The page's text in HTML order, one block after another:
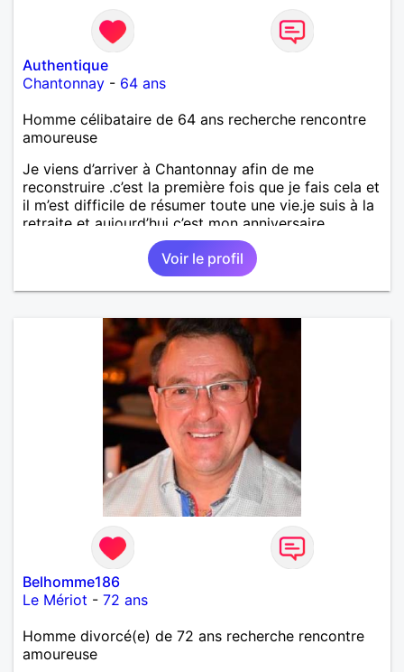
Authentique
Chantonnay - 64 ans
Homme célibataire de 64 ans recherche rencontre
amoureuse
Je viens d’arriver à Chantonnay afin de me
reconstruire .c’est la première fois que je fais cela et
il m’est difficile de résumer toute une vie.je suis à la
retraite et aujourd’hui c’est mon anniversaire
!J’aimerais rencontrer quelqu’un qui partage les
mêmes valeurs qui font de quelqu’un un être humain
Voir le profil
Belhomme186
Le Mériot - 72 ans
Homme divorcé(e) de 72 ans recherche rencontre
amoureuse